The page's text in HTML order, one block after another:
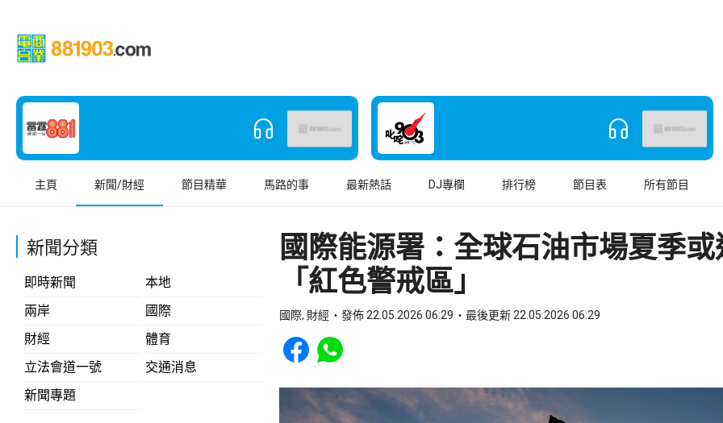
主頁 新聞/財經 節目精華 馬路的事 最新熱話 DJ專欄 排行榜 節目表 所有節目
新聞分類
即時新聞
本地
兩岸
國際
財經
體育
立法會道一號
交通消息
新聞專題
國際能源署：全球石油市場夏季
「紅色警戒區」
國際, 財經 發佈 22.05.2026 06:29 最後更新 22.05.2026 06:29
Share to Facebook
Share to WhatsApp